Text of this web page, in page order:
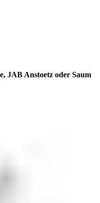
JAB Anstoetz oder Saum